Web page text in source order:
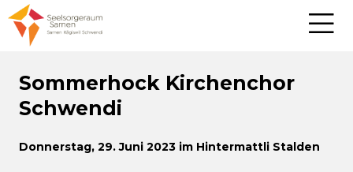
Sommerhock Kirchenchor
Schwendi
Donnerstag, 29. Juni 2023 im Hintermattli Stalden